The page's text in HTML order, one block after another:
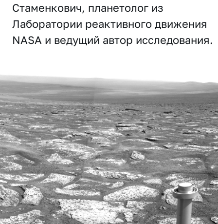
Стаменкович, планетолог из
Лаборатории реактивного движения
NASA и ведущий автор исследования.